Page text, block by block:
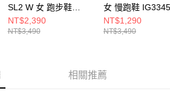
SL2 W 女 跑步鞋
JI2992
NT$2,390
NT$3,490
女 慢跑鞋 IG3345
NT$1,290
NT$3,490
相關推薦